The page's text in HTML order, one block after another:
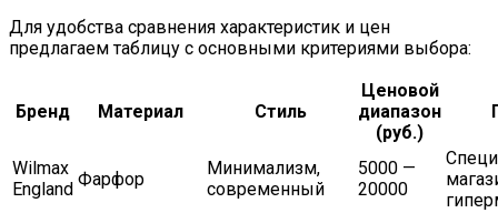
Для удобства сравнения характеристик и цен
предлагаем таблицу с основными критериями выбора:
Бренд Материал Стиль
Ценовой
диапазон
(руб.)
Wilmax
England Фарфор
Минимализм,
современный
5000 —
20000